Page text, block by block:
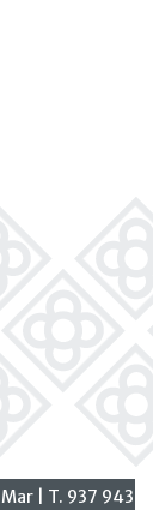
| T. 937 943